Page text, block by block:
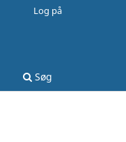
Søg
Log på